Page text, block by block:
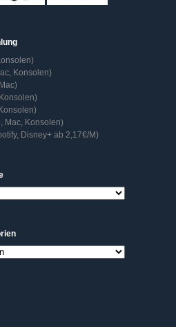
Konsolen)
Mac, Konsolen)
Disney+ ab 2,17€/M)
Game
News
Archive